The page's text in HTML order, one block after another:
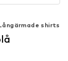
shirts